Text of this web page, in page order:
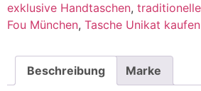
exklusive Handtaschen,
Fou München, Tasche Unikat kaufen
Beschreibung Marke